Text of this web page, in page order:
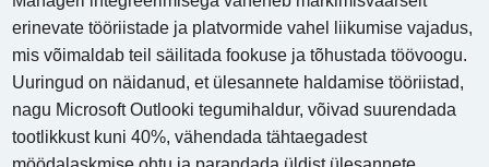
erinevate tööriistade ja platvormide vahel liikumise vajadus,
mis võimaldab teil säilitada fookuse ja tõhustada töövoogu.
Uuringud on näidanud, et ülesannete haldamise tööriistad,
nagu Microsoft Outlooki tegumihaldur, võivad suurendada
tootlikkust kuni 40%, vähendada tähtaegadest